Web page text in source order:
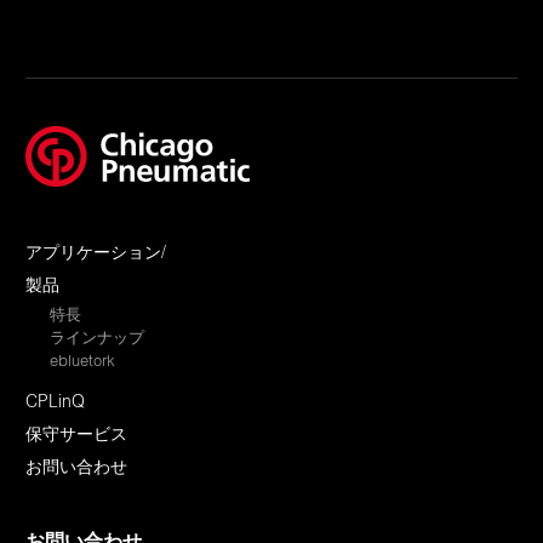
アプリケーション/
製品
特長
ラインナップ
ebluetork
CPLinQ
保守サービス
お問い合わせ